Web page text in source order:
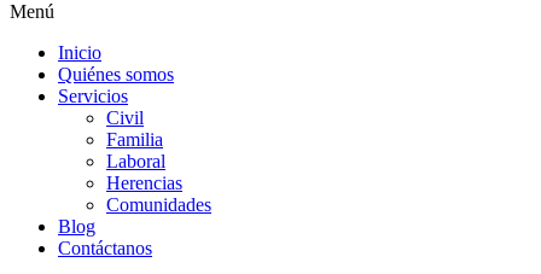
Menú
Inicio
Quiénes somos
Servicios
Civil
Familia
Laboral
Herencias
Comunidades
Blog
Contáctanos